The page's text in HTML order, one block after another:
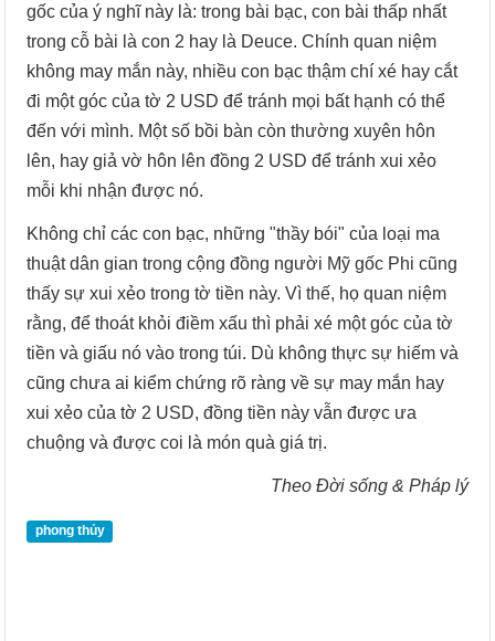
gốc của ý nghĩ này là: trong bài bạc, con bài thấp nhất
trong cỗ bài là con 2 hay là Deuce. Chính quan niệm
không may mắn này, nhiều con bạc thậm chí xé hay cắt
đi một góc của tờ 2 USD để tránh mọi bất hạnh có thể
đến với mình. Một số bồi bàn còn thường xuyên hôn
lên, hay giả vờ hôn lên đồng 2 USD để tránh xui xẻo
mỗi khi nhận được nó.
Không chỉ các con bạc, những "thầy bói" của loại ma
thuật dân gian trong cộng đồng người Mỹ gốc Phi cũng
thấy sự xui xẻo trong tờ tiền này. Vì thế, họ quan niệm
rằng, để thoát khỏi điềm xấu thì phải xé một góc của tờ
tiền và giấu nó vào trong túi. Dù không thực sự hiếm và
cũng chưa ai kiểm chứng rõ ràng về sự may mắn hay
xui xẻo của tờ 2 USD, đồng tiền này vẫn được ưa
chuộng và được coi là món quà giá trị.
Theo Đời sống & Pháp lý
phong thủy